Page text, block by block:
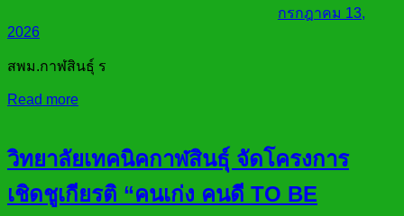
กรกฎาคม 13,
2026
สพม.กาฬสินธุ์ ร
Read more
วิทยาลัยเทคนิคกาฬสินธุ์ จัดโครงการ
เชิดชูเกียรติ “คนเก่ง คนดี TO BE